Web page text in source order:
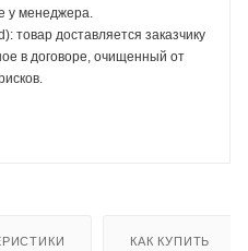
у менеджера.
товар доставляется заказчику
в договоре, очищенный от
КАК КУПИТЬ